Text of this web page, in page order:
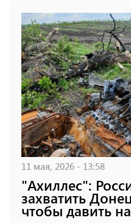
11 мая, 2026 - 13:58
"Ахиллес":
захватить
чтобы давить